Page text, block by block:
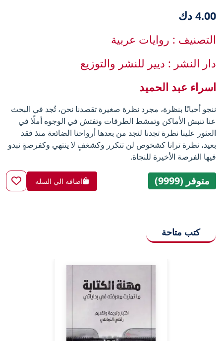
4.00 دك
التصنيف : روايات عربية
دار النشر : ديير للنشر والتوزيع
اسراء عبد الحميد
ننجو أحيانًا بنظرة، مجرد نظرة صغيرة تقصدنا نحن، تُجد في البحث
عنا تنبش الأماكن وتمشط الطرقات وتفتش في الوجوه أملًا في
العثور علينا نظرة تجدنا لنجد من بعدها أرواحنا الضائعة منذ فقد
بعيد، نظرة ترانا كشخوص لن تتكرر وكشغفٍ لا ينتهي وكفرصةٍ نبدو
فيها الفرصة الأخيرة للنجاة.
متوفر (9999) اضافه الي السله
كتب متاحة